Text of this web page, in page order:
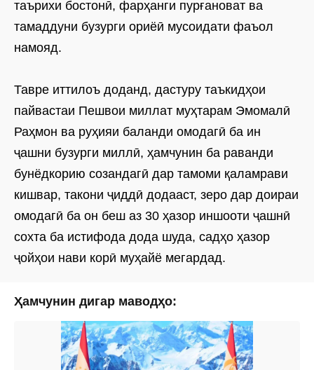
таърихи бостонӣ, фарҳанги пурғановат ва
тамаддуни бузурги ориёӣ мусоидати фаъол
намояд.
Тавре иттилоъ доданд, дастуру таъкидҳои
пайвастаи Пешвои миллат муҳтарам Эмомалӣ
Раҳмон ва руҳияи баланди омодагӣ ба ин
ҷашни бузурги миллӣ, ҳамчунин ба раванди
бунёдкорию созандагӣ дар тамоми қаламрави
кишвар, такони ҷиддӣ додааст, зеро дар доираи
омодагӣ ба он беш аз 30 ҳазор иншооти ҷашнӣ
сохта ба истифода дода шуда, садҳо ҳазор
ҷойҳои нави корӣ муҳайё мегардад.
Ҳамчунин дигар маводҳо: